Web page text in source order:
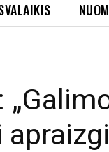
Kubilius: „Galimos